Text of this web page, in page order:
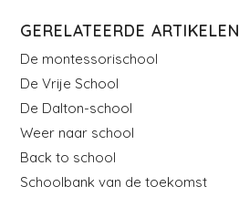
GERELATEERDE ARTIKELEN
De montessorischool
De Vrije School
De Dalton-school
Weer naar school
Back to school
Schoolbank van de toekomst